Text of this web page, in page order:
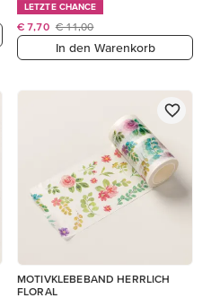
LETZTE CHANCE
€ 7,70 € 11,00
In den Warenkorb
MOTIVKLEBEBAND HERRLICH
FLORAL